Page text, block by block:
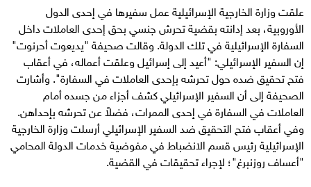
علقت وزارة الخارجية الإسرائيلية عمل سفيرها في إحدى الدول
الأوروبية، بعد إدانته بقضية تحرش جنسي بحق إحدى العاملات داخل
السفارة الإسرائيلية في تلك الدولة. وقالت صحيفة "يديعوت أحرنوت"
إن السفير الإسرائيلي: "أعيد إلى إسرائيل وعلقت أعماله، في أعقاب
فتح تحقيق ضده حول تحرشه بإحدى العاملات في السفارة". وأشارت
الصحيفة إلى أن السفير الإسرائيلي كشف أجزاء من جسده أمام
العاملات في السفارة في إحدى الممرات، فضلاً عن تحرشه بإحداهن.
وفي أعقاب فتح التحقيق ضد السفير الإسرائيلي أرسلت وزارة الخارجية
الإسرائيلية رئيس قسم الانضباط في مفوضية خدمات الدولة المحامي
"أعساف روزنبرغ"؛ لإجراء تحقيقات في القضية.